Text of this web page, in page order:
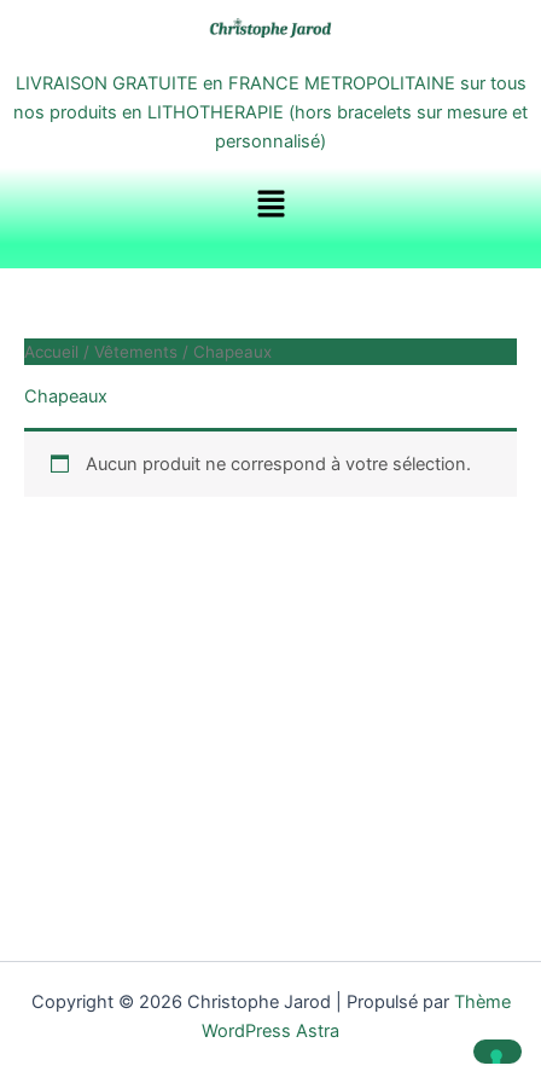
contenu
LIVRAISON GRATUITE en FRANCE METROPOLITAINE sur tous
nos produits en LITHOTHERAPIE (hors bracelets sur mesure et
personnalisé)
Menu
Accueil / Vêtements / Chapeaux
Chapeaux
Aucun produit ne correspond à votre sélection.
Copyright © 2026 Christophe Jarod | Propulsé par Thème
WordPress Astra